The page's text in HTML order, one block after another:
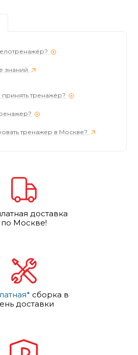
знаний
принять тренажёр?
тренажер в Москве?
доставка
по Москве!
сборка в
доставки